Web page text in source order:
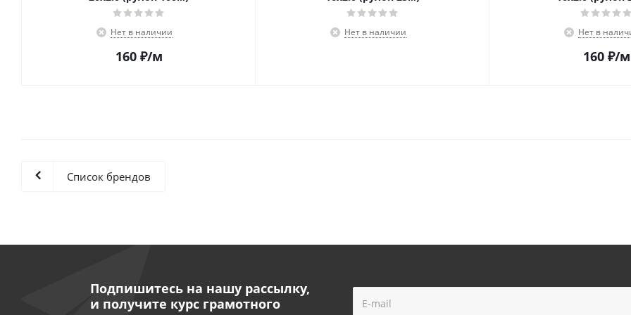
Нет в наличии
160₽/м
Нет в наличии Нет в
160₽/м
Список брендов
Подпишитесь на нашу рассылку,
и получите курс грамотного